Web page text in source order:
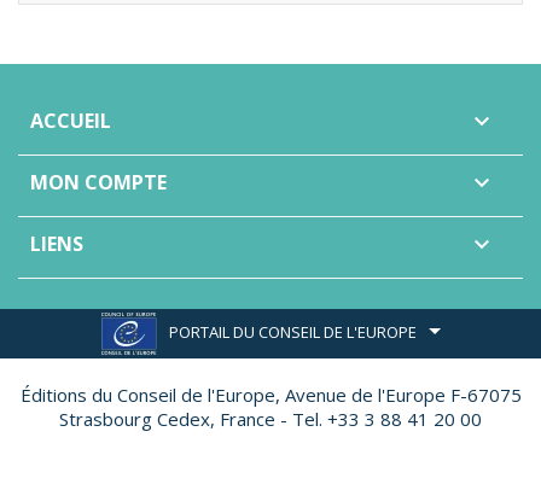
ACCUEIL 
MON COMPTE 
LIENS 
PORTAIL DU CONSEIL DE L'EUROPE
Éditions du Conseil de l'Europe, Avenue de l'Europe F-67075
Strasbourg Cedex, France - Tel. +33 3 88 41 20 00